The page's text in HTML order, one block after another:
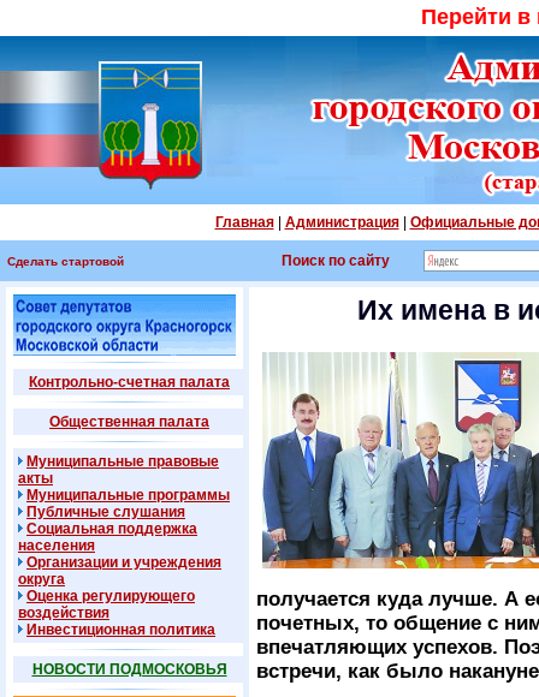
Перейти
Главная| Администрация| Официальные
Сделать стартовой Поиск по сайту
Контрольно-счетная палата
Общественная палата
Муниципальные правовые
акты
Муниципальные программы
Публичные слушания
Социальная поддержка
населения
Организации и учреждения
округа
Оценка регулирующего
воздействия
Инвестиционная политика
НОВОСТИ ПОДМОСКОВЬЯ
Их имена в
получается куда лучше. А
почетных, то общение с
впечатляющих успехов.
встречи, как было